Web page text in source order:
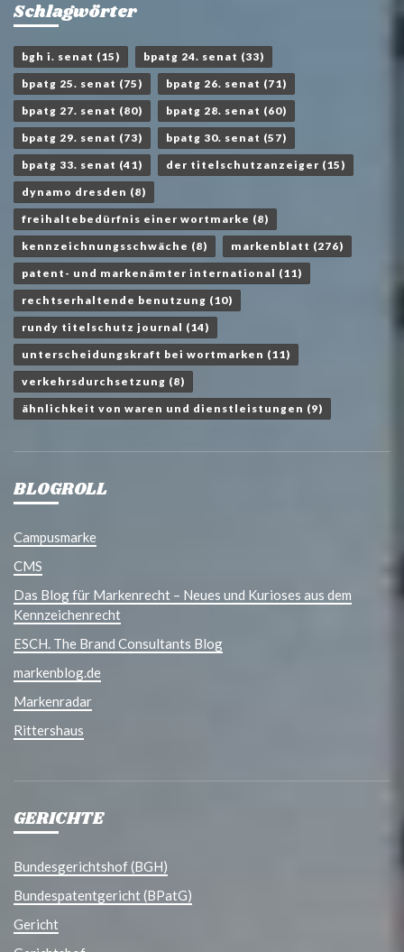
Schlagwörter
bgh i. senat (15) bpatg 24. senat (33)
bpatg 25. senat (75) bpatg 26. senat (71)
bpatg 27. senat (80) bpatg 28. senat (60)
bpatg 29. senat (73) bpatg 30. senat (57)
bpatg 33. senat (41) der titelschutzanzeiger (15)
dynamo dresden (8)
freihaltebedürfnis einer wortmarke (8)
kennzeichnungsschwäche (8) markenblatt (276)
patent- und markenämter international (11)
rechtserhaltende benutzung (10)
rundy titelschutz journal (14)
unterscheidungskraft bei wortmarken (11)
verkehrsdurchsetzung (8)
ähnlichkeit von waren und dienstleistungen (9)
BLOGROLL
Campusmarke
CMS
Das Blog für Markenrecht – Neues und Kurioses aus dem
Kennzeichenrecht
ESCH. The Brand Consultants Blog
markenblog.de
Markenradar
Rittershaus
GERICHTE
Bundesgerichtshof (BGH)
Bundespatentgericht (BPatG)
Gericht